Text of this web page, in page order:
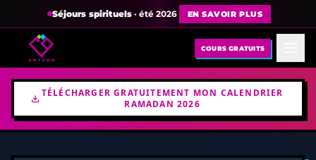
Séjours spirituels· été 2026 EN SAVOIR PLUS
COURS GRATUITS
TÉLÉCHARGER GRATUITEMENT MON CALENDRIER
RAMADAN 2026